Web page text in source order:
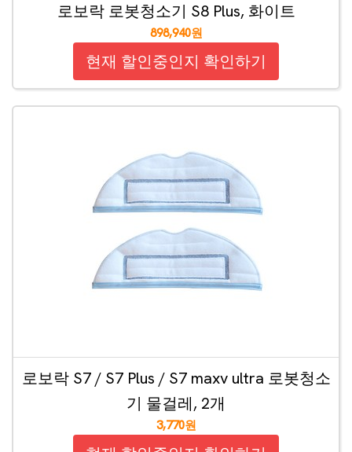
로보락 로봇청소기 S8 Plus, 화이트
898,940원
현재 할인중인지 확인하기
로보락 S7 / S7 Plus / S7 maxv ultra 로봇청소
기 물걸레, 2개
3,770원